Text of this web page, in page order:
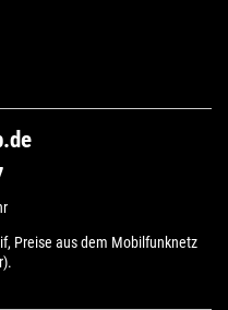
Preise aus dem Mobilfunknetz